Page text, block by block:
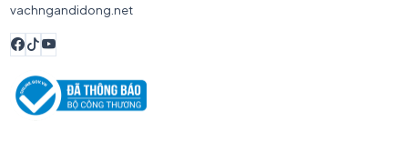
vachngandidong.net